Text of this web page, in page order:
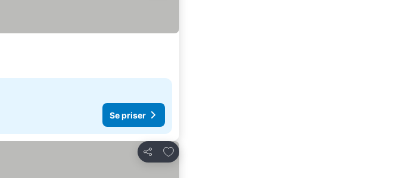
Se priser
Dela
Lägg till i Mina Favoriter